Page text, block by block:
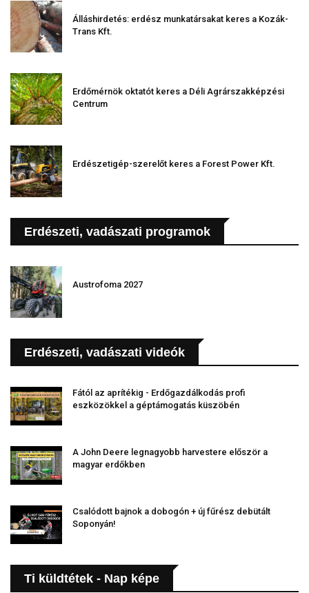
Álláshirdetés: erdész munkatársakat keres a Kozák-
Trans Kft.
Erdőmérnök oktatót keres a Déli Agrárszakképzési
Centrum
Erdészetigép-szerelőt keres a Forest Power Kft.
Erdészeti, vadászati programok
Austrofoma 2027
Erdészeti, vadászati videók
Fától az aprítékig - Erdőgazdálkodás profi
eszközökkel a géptámogatás küszöbén
A John Deere legnagyobb harvestere először a
magyar erdőkben
Csalódott bajnok a dobogón + új fűrész debütált
Soponyán!
Ti küldtétek - Nap képe